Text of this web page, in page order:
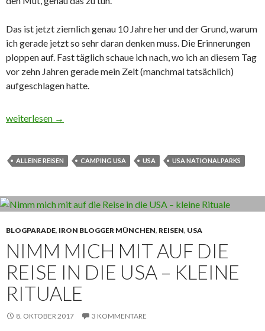
Das ist jetzt ziemlich genau 10 Jahre her und der Grund, warum
ich gerade jetzt so sehr daran denken muss. Die Erinnerungen
ploppen auf. Fast täglich schaue ich nach, wo ich an diesem Tag
vor zehn Jahren gerade mein Zelt (manchmal tatsächlich)
aufgeschlagen hatte.
Blick zurück, Erinnerungen an die Erfüllung eines lang gehegten
weiterlesen →
ALLEINE REISEN CAMPING USA USA USA NATIONALPARKS
BLOGPARADE, IRON BLOGGER MÜNCHEN, REISEN, USA
NIMM MICH MIT AUF DIE
REISE IN DIE USA – KLEINE
RITUALE
8. OKTOBER 2017 3 KOMMENTARE